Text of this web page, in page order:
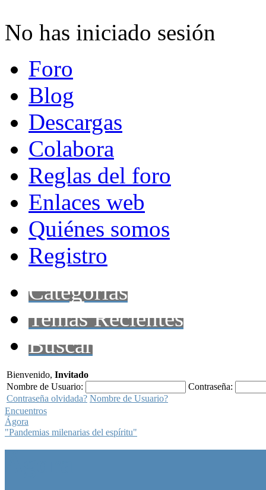
No has iniciado sesión
Foro
Blog
Descargas
Colabora
Reglas del foro
Enlaces web
Quiénes somos
Registro
Categorías
Temas Recientes
Buscar
Bienvenido, Invitado
Nombre de Usuario:
Contraseña:
Contraseña olvidada? Nombre de Usuario?
Encuentros
Ágora
"Pandemias milenarias del espíritu"